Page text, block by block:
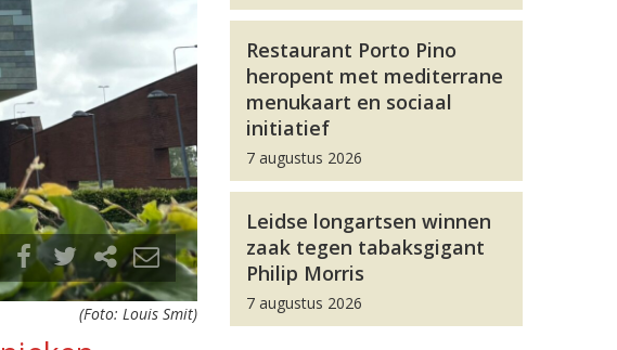
(Foto: Louis Smit)
Restaurant Porto Pino
heropent met mediterrane
menukaart en sociaal
initiatief
7 augustus 2026
Leidse longartsen winnen
zaak tegen tabaksgigant
Philip Morris
7 augustus 2026